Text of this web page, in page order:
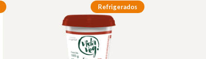
Refrigerados